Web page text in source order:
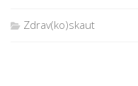
Zdrav(ko)skaut